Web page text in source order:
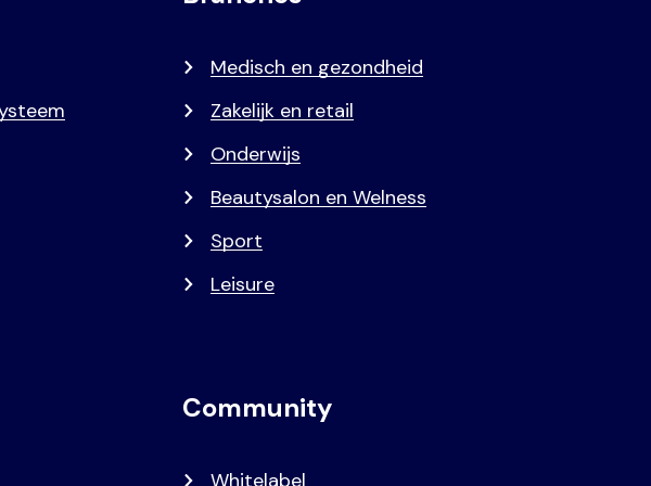
Medisch en gezondheid
Zakelijk en retail
Onderwijs
Beautysalon en Welness
Sport
Leisure
Community
Whitelabel